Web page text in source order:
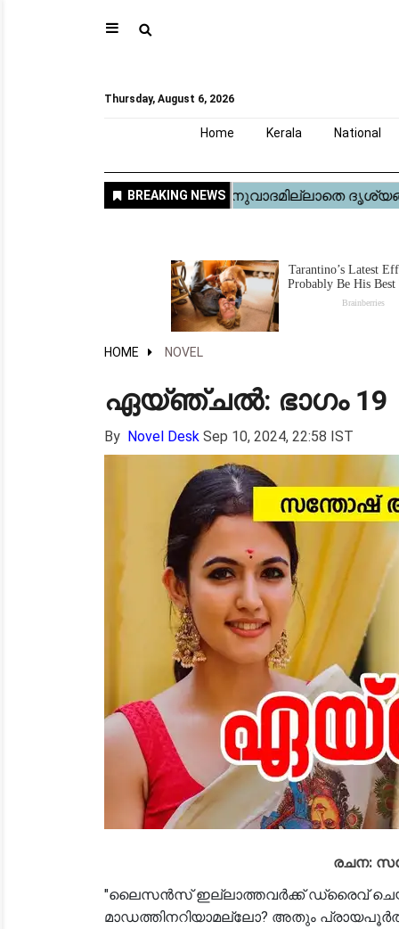
⚲
Thursday, August 6, 2026
Home Kerala National
HOME NOVEL
ഏയ്ഞ്ചൽ: ഭാഗം 19
By Novel Desk Sep 10, 2024, 22:58 IST
രചന:
"ലൈസൻസ് ഇല്ലാത്തവർക്ക് ഡ്രൈവ് ചെയ്യാൻ വണ്ടി കൊടുത്താലുള്ള ശിക്ഷ മാഡത്തിനറിയാമല്ലോ? അതും പ്രായപൂർത്തിയാകാത്ത ഒരാൾക്ക്?" സബ് ഇൻസ്പെക്ടർ ജിൻസ് തീഷ്ണതയോടെ ചോദിച്ചപ്പോൾ ഏയ്ഞ്ചൽ പതർച്ചയോടെ അവനെ നോക്കി പതിയെ തലയാട്ടി. " ഇത്രയും വിവരവും, വിദ്യാഭാസവുമുള്ള നിങ്ങളെ പോലെയുള്ളവർ ഇങ്ങിനെ പെരുമാറിയാൽ, ബാക്കിയുള്ള സാധാരണക്കാരെ എന്ത് പറഞ്ഞ് ഉപദേശിക്കും ഞങ്ങൾ " " സാർ, ഇത്തിരി ദൂരമല്ലേയുള്ളൂ എന്ന ഒരൊറ്റ കാരണത്താലാണ് ഞാനവന് വണ്ടി കൊടുത്തത്..." ഏയ്ഞ്ചലിൻ്റെ സംസാരം ഇടറിപോയിരുന്നു. "അതൊരു എക്സ്ക്യൂസ് മാത്രമല്ലേ മാഡം? ശരിക്കും പറഞ്ഞാൽ തെറ്റിനെ ന്യായീകരിക്കുകയാണ് ആ ഒരു വാചകത്തിലൂടെ മാഡം ചെയ്യുന്നത്.. " കത്തികയറുന്ന എസ്.ഐയെ നോക്കി അരുൺ വിറച്ചു നിന്നു. അവൻ്റെ ആ ഭാവമാറ്റം കണ്ടതും ഏയ്ഞ്ചലിൻ്റെ മനസ്സ് ഇടറി.. അവൾ പതിയെ കൈയെത്തിച്ച് അവൻ്റെ മുടിയിഴകളിൽ തലോടി. "മോനു പേടിക്കണ്ട..." ഏയ്ഞ്ചലിൻ്റെ ആ സംസാരം കേട്ടതും, ജിൻസ് പതിയെ പരിഹാസത്തോടെ തലയാട്ടി. " ഇങ്ങിനെ തന്നെ വേണം അമ്മമാർ...മക്കൾ ചെയ്യുന്ന ഏതൊരു വയലേഷനും കൂടെയിരുന്നു പ്രോത്സാഹിപ്പിക്കുന്ന ഇങ്ങിനെയുള്ള മാതാപിതാക്കളാണ് ഈ നാടിൻ്റെ മുതൽകൂട്ട് " ഒരു പരിഹാസരൂപത്തിൽ പറഞ്ഞ് ജിൻസ് ഏയ്ഞ്ചലിനെ നോക്കിയപ്പോൾ അവൾ നോട്ടം മാറ്റി, വിദൂരതയിലേക്ക് നോക്കി. " പക്ഷെ ഇതേ തൻ്റേടവും, ചങ്കുറപ്പും മക്കളെ റോഡിൽ നിന്ന്, ചിതറിയ മാംസവും, തെറിച്ച രക്തവുമായി വാരിയെടുക്കുമ്പോൾ, ഒരൊറ്റ മാതാപിതാക്കൾക്കും ഉണ്ടാകില്ല.. ഈ അഹംഭാവങ്ങൾക്കു പകരം അവിടെ കണ്ണീരും, കരച്ചിലും, നെഞ്ചത്തടിയുമായിരിക്കും.." "സാർ" "സത്യമാണ് ഞാൻ പറഞ്ഞത് മാഡം... കുറച്ചു കാലം കൊണ്ട് നടുറോഡിൽ നിന്ന് ഒരുപാട് പേരെ ഞാൻ വാരിയെടുത്തിട്ടുണ്ട് മാഡം... ജീവിതം തുടങ്ങും മുൻപെ റോഡിൽ ചതഞ്ഞ കൗമാരക്കാരെ കാണുന്ന ആ ദുർദിനങ്ങളിൽ ഭക്ഷണം പോലും കഴിക്കാൻ കഴിയാതെ ഞാൻ നിസഹായനായിട്ടുണ്ട്.. " ജിൻസിൻ്റെ വാക്കുകൾക്ക് മറുത്തൊന്നും പറയാൻ കഴിയാതെ നിസഹായതയോടെ തലയാട്ടി ഏയ്ഞ്ചൽ. "വാത്സല്യത്തോടെ മക്കളെ ചേർത്തു പിടിക്കണം..പക്ഷേ അതിവാത്സല്യമരുത്... അതൊരു പക്ഷേ അവരെ കൊലയ്ക്കു കൊടുക്കുന്നതിന് സമമാണ്... ഇതു പോലെയുള്ള ആഗ്രഹങ്ങൾ നടത്താൻ വേണ്ടി കുട്ടികൾ വാശി പിടിക്കും.. കരയും... ഭക്ഷണം കഴിക്കാതെയിരിക്കും .. അന്നേരം നിസഹയായി അവർക്ക് കാറിൻ്റെ കീ കൊടുക്കലല്ല വേണ്ടത്. പകരം കാര്യങ്ങൾ പറഞ്ഞു കൊടുക്കണം.. നിയമങ്ങളും അത് ലംഘിച്ചാലുള്ള ഭവിഷ്യത്തും പറഞ്ഞു കൊടുക്കണം.. അതിനുമപ്പുറം ഇതുപോലെ പോയാൽ ജീവിതവും, മരണവും തമ്മിലുളള ദൂരം കുറഞ്ഞു പോകുമെന്നും.. " ജിൻസ് പറയുന്നതിനിടയിൽ, റോഡിലൂടെ തലങ്ങും, വിലങ്ങും പായുന്ന വാഹനങ്ങളെയും ശ്രദ്ധിക്കുന്നുണ്ടായിരുന്നു. "സോറി സാർ... ഇനിയൊരിക്കലും ഇതുപോലെയൊരു തെറ്റ് ആവർത്തിക്കില്ല ഞാൻ " "ആവർത്തിക്കാതിരുന്നാൽ നല്ലത്... മകൻ പിണങ്ങുമെന്ന കാര്യം കൊണ്ടാണ് മാഡം അവന് കീകൊടുത്തതെന്ന് മനസ്സിലായി... പക്ഷെ പിണങ്ങുമെന്ന് പേടിച്ച്, പ്രായപൂർത്തിയാകാത്ത ഇവന് കാറിൻ്റെ കീകൊടുക്കുമ്പോൾ, ഇനിയുള്ള കാലങ്ങളിലും പിണങ്ങാനും, ഇണങ്ങാനും ഇവനുണ്ടായിരിക്കണമെന്ന് മാത്രം മാഡം പ്രാർത്ഥിക്കേണ്ടി വരും... കാരണം അത്ര തിരക്കാണ് നമ്മുടെ റോഡുകളിൽ.. പറഞ്ഞത് മനസ്സിലായെങ്കിൽ പിഴയടച്ചിട്ട് മാഡത്തിന് പോകാം " ജിൻസിൻ്റെ സംസാരം കേട്ടതും, ഏയ്ഞ്ചൽ പതിയെ തലയാട്ടി. "മാഡത്തിനെ അറിയാവുന്നത് കൊണ്ടാണ് ഞാൻ ഇത്രയും പറഞ്ഞത് " ജിൻസിൻ്റെ വാക്കുകൾ കേട്ടതും ഏയ്ഞ്ചലിൻ്റെ മനസ്സിൽ ഒരു കുളിർമഴ പെയ്തു. കാലമേറെ കഴിഞ്ഞിട്ടും, സ്വന്തം ജീവിതത്തിൽ നിന്ന് ഒഴിവാക്കിയിട്ടും അവനിപ്പോഴും തന്നെ ഓർക്കുന്നെന്നറിയുമ്പോൾഅവനൊരിക്കലും തന്നെ മറന്നിട്ടില്ലായെന്ന് വ്യക്തമാകുന്നു... "മാഡത്തിനെ അറിയാമെന്ന് പറഞ്ഞത്, നല്ലൊരു എഴുത്തുകാരിയെന്ന നിലയിലാണ്.. കൂടാതെ മാഡത്തിൻ്റെ ചില നോവലുകളും ഞാൻ വായിച്ചിട്ടുണ്ട് " ജിൻസ് പറഞ്ഞ ആ വാചകങ്ങളിൽ, മനസ്സിൽ പെയ്ത കുളിർമഴ നിലയ്ക്കുകയും, അവളുടെ മിഴികളിൽ ചുടുദ്രാവകം തിളക്കുകയും ചെയ്തു. " മനസ്സിനേറ്റ മുറിവുകളുണക്കാതെ ഒരു കാലവും മുന്നോട്ടു പോയിട്ടില്ല മാഡം" വാഹനങ്ങൾ ചീറി പായുന്ന റോഡിലേക്ക് നോക്കി പതർച്ചയോടെ പറയുന്ന ജിൻസിൻ്റ സംസാരം കേട്ടുകൊണ്ടിരുന്ന ഏയ്ഞ്ചൽ അവനെ സൂക്ഷിച്ചു നോക്കി... ജിൻസിൻ്റെ വാക്കുകൾ മനസ്സിൻ്റെ ഏതെല്ലാം കോണിൽ തട്ടി മുറിവേൽക്കുന്നതു പോലെ അവൾക്കു തോന്നി. അവൻ പറയുന്ന വാക്കുകൾക്കു കാതോർക്കുമ്പോഴും, അമർഷം കൊണ്ടു ചുളിയുന്ന അവൻ്റെ ചുണ്ടുകളിലേക്കാണ് അവൾ ശ്രദ്ധിച്ചത്.. വാക്കുകളോടൊപ്പം വിറയ്ക്കുന്ന അവൻ്റെ മീശയിലേക്കും അവൾ ഒരുമാത്ര നോക്കി... മീശ മുളക്കാത്ത ആ പഴയ പയ്യനിൽ നിന്ന് ഒരുപാട് മാറി പോയിരിക്കുന്നു ജിൻസ്. പോലീസ് യൂണിഫോമിൽ കരുത്തുറ്റൊരു പുരുഷനായി മാറിയിരിക്കുന്നു അവൻ. ഒരിക്കൽ എല്ലാറ്റിനെയും ഭയന്ന്, ഭയവും, ആപത്ശങ്കയും പേറി അമുൽ ബേബിയെ പോലെ ഇരുന്നവൻ... വേദയ്ക്ക് ഒരിക്കലും കണ്ണെടുത്താൽ കണ്ടൂടാത്ത ജിൻസ്... "നമ്മുടെ സൗഹൃദത്തിൻ്റെ ആഴം കുറയ്ക്കാൻ വന്നെത്തിയ അമൂൽ ബേബി.. " ജിൻസിനെ കുറിച്ച് നാഴികയ്ക്കു നാൽപത് വട്ടമുള്ള വേദയുടെ വാക്കുകളായിരുന്നു അത്! ഒന്നിനും കൊള്ളാത്ത അമുൽബേബിയെന്ന് അവൾ പറഞ്ഞത് പിന്നീട് സത്യമാണെന്ന് തിരിച്ചറിയുകയായിരുന്നു. അവൻ്റെ ഭയം കൊണ്ടു തന്നെയായിരുന്നു തങ്ങളുടെ പ്രണയം പൂർണതയിലെത്താതെ വാടി കരിഞ്ഞു പോയതും.. പഠിക്കുന്ന കാലത്ത് ഡോക്ടറോ, വക്കീലോ ആകണമെന്ന് ആഗ്രഹിച്ചിരുന്നവൻ, വർഷങ്ങൾക്കു ശേഷം കാണുമ്പോൾ പോലീസ് യൂണിഫോമിൽ. എന്തിനും, ഏതിനും പേടിയായിരുന്ന ജിൻസ് ഈ പ്രൊഫഷൻ എടുക്കുമെന്ന് സ്വപ്നത്തിൽ പോലും കരുതിയിരുന്നില്ല. ഇപ്പോൾ ഈ പൗരുഷ്യത്തോടെ സംസാരിക്കുന്ന ജിൻസ്, ഒരിറ്റ് ചങ്കൂറ്റവും, ധൈര്യവും കാലങ്ങൾക്കു മുൻപ് കാണിച്ചിരുന്നുവെങ്കിൽ അവൻ്റെ പെണ്ണായി തീർന്നേനേ ഈ ഏയ്ഞ്ചൽ. ഓർമ്മകൾക്കിടയിൽ കണ്ണു നിറയുന്നുവെന്ന് തോന്നിയപ്പോൾ അവൾ പതിയെ മുഖം തിരിച്ചു. പതറിയെത്തിയ ഒരു ചെറു കാറ്റ്, അവളുടെ കൺപീലിയിൽ തൂങ്ങി നിന്നിരുന്ന രണ്ടിറ്റു കണ്ണീരിനെ ദൂരേയ്ക്ക് തെറിപ്പിച്ചു. നീർ പടർന്ന് അവ്യക്തമായ മിഴികളോടെ ഏയ്ഞ്ചൽ ജിൻസിനെ നോക്കി. പതിനഞ്ച് വർഷങ്ങൾക്കു മുൻപ് ഈ ഏയ്ഞ്ചലിൻ്റെ എല്ലാമായിരുന്നവൻ... കടൽതീരത്ത്, പുഴയോരത്ത്, പാർലറുകളിൽ എന്നു വേണ്ട കൗതുകം തോന്നുന്ന ഏതിടങ്ങളിലേക്കും പൂമ്പാറ്റകളെ പോലെ ഒരുമിച്ചു പറന്നു നടന്നിരുന്നവർ..... തൻ്റെ ജീവൻ്റെ പാതിയായി കരുതിയിരുന്നവൻ... ഒരു ശക്തിക്കും, ഒരു കാലത്തും വേർപിരിക്കാൻ കഴിയില്ലെന്നു വിശ്വസിച്ചിരുന്ന ആ പ്രണയകാലം! ആ ഗാഢമായ പ്രണയത്തിൻ്റെ ഒരിറ്റ് ഓർമ്മ പോലും, മനസ്സിൻ്റെ ചെറിയ കോണിൽ പോലും സൂക്ഷിക്കാത്തതുപോലെയാണ് ജിൻസിൻ്റെ സംസാരം! ഇതാണ് ജീവിതം.... ഇങ്ങിനെയാണ്